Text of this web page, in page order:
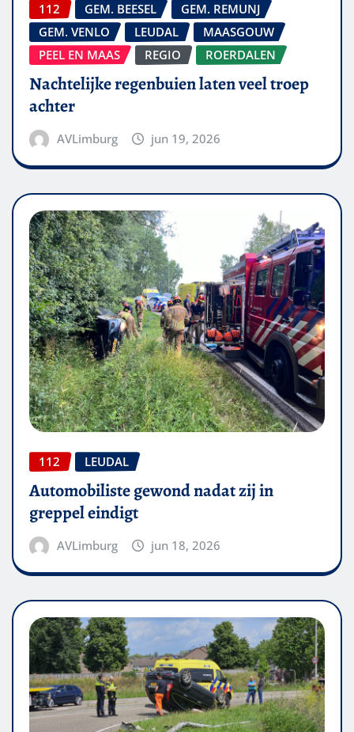
112 GEM. BEESEL
GEM. REMUNJ
GEM. VENLO
LEUDAL
MAASGOUW
PEEL EN MAAS
REGIO ROERDALEN
Nachtelijke regenbuien laten veel troep
achter
AVLimburg jun 19, 2026
112 LEUDAL
Automobiliste gewond nadat zij in
greppel eindigt
AVLimburg jun 18, 2026